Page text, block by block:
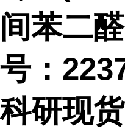
间苯二
号：
科研现